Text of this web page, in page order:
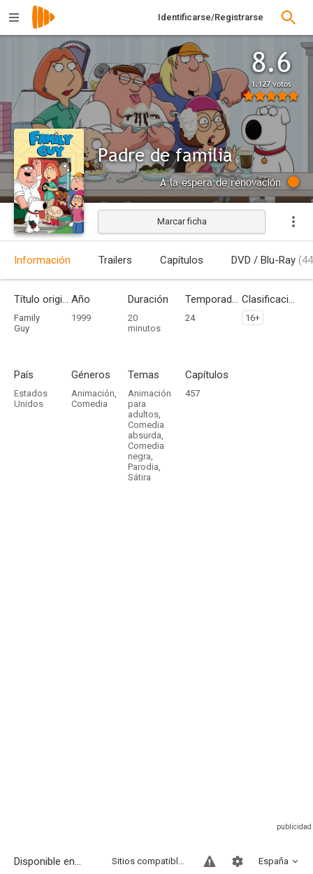
Identificarse/Registrarse
8.6
1.127 votos
Padre de familia
A la espera de renovación
Marcar ficha
Información Trailers Capítulos DVD / Blu-Ray
Título original
Family
Guy
Año
1999
Duración
20
minutos
Temporadas
24
Clasificación por edades
16+
País
Estados
Unidos
Géneros
Animación,
Comedia
Temas
Animación
para
adultos,
Comedia
absurda,
Comedia
negra,
Parodia,
Sátira
Capítulos
457
Disponible en... España
Sitios compatibles